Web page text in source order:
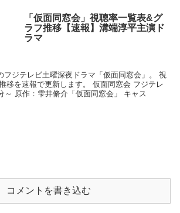
「仮面同窓会」視聴率一覧表&グ
ラフ推移【速報】溝端淳平主演ド
ラマ
フジテレビ土曜深夜ドラマ「仮面同窓会」。 視
移を速報で更新します。 仮面同窓会 フジテレ
～ 原作：雫井脩介「仮面同窓会」 キャス
コメントを書き込む